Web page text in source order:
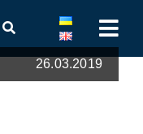
26.03.2019